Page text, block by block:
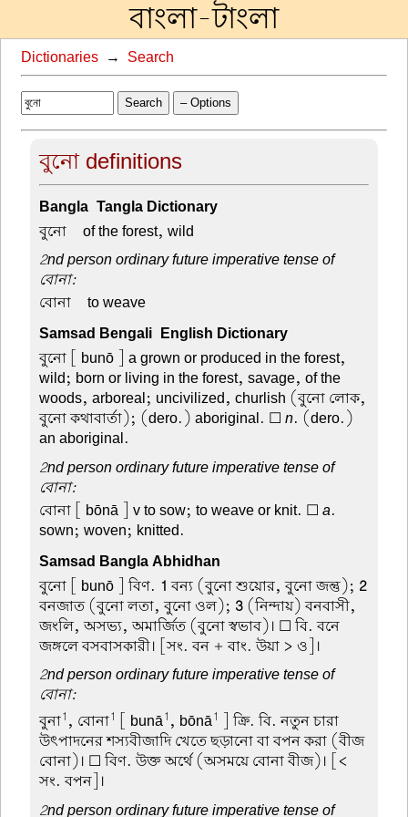
বাংলা-টাংলা
Dictionaries → Search
Search – Options
বুনো definitions
Bangla-Tangla Dictionary
বুনো –of the forest, wild
2nd person ordinary future imperative tense of
বোনা:
বোনা –to weave
Samsad Bengali-English Dictionary
বুনো [ bunō ] a grown or produced in the forest,
wild; born or living in the forest, savage, of the
woods, arboreal; uncivilized, churlish (বুনো লোক,
বুনো কথাবার্তা); (dero.) aboriginal. ☐n. (dero.)
an aboriginal.
2nd person ordinary future imperative tense of
বোনা:
বোনা [ bōnā ] v to sow; to weave or knit. ☐a.
sown; woven; knitted.
Samsad Bangla Abhidhan
বুনো [ bunō ] বিণ. 1 বন্য (বুনো শুয়োর, বুনো জন্তু); 2
বনজাত (বুনো লতা, বুনো ওল); 3 (নিন্দায়) বনবাসী,
জংলি, অসভ্য, অমার্জিত (বুনো স্বভাব)। ☐ বি. বনে-
জঙ্গলে বসবাসকারী। [সং. বন + বাং. উয়া > ও]।
2nd person ordinary future imperative tense of
বোনা:
বুনা1 , বোনা1 [ bunā1 , bōnā1
] ক্রি. বি. নতুন চারা
উৎপাদনের শস্যবীজাদি খেতে ছড়ানো বা বপন করা (বীজ
বোনা)। ☐ বিণ. উক্ত অর্থে (অসময়ে বোনা বীজ)। [<
সং. বপন]।
2nd person ordinary future imperative tense of